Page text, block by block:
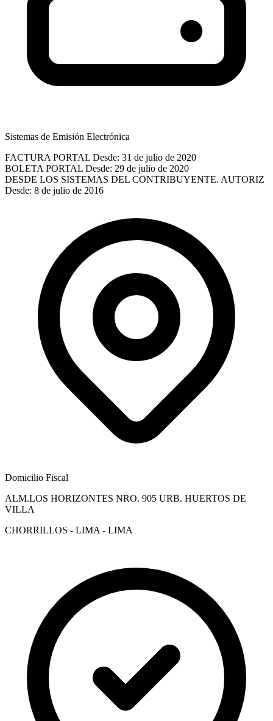
Sistemas de Emisión Electrónica
FACTURA PORTAL Desde: 31 de julio de 2020
BOLETA PORTAL Desde: 29 de julio de 2020
DESDE LOS SISTEMAS DEL CONTRIBUYENTE. AUTORIZ
Desde: 8 de julio de 2016
Domicilio Fiscal
ALM.LOS HORIZONTES NRO. 905 URB. HUERTOS DE
VILLA
CHORRILLOS - LIMA - LIMA